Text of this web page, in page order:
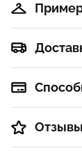
Отзывы